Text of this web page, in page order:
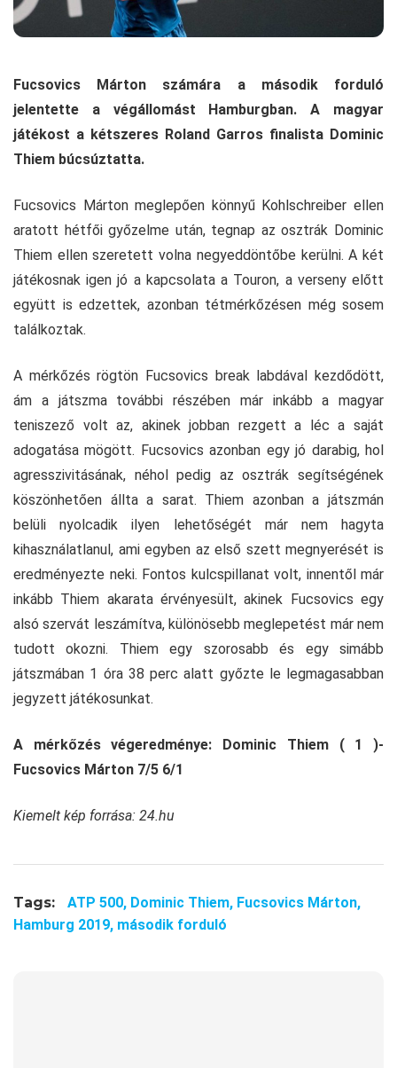
Fucsovics Márton számára a második forduló
jelentette a végállomást Hamburgban. A magyar
játékost a kétszeres Roland Garros finalista Dominic
Thiem búcsúztatta.
Fucsovics Márton meglepően könnyű Kohlschreiber ellen
aratott hétfői győzelme után, tegnap az osztrák Dominic
Thiem ellen szeretett volna negyeddöntőbe kerülni. A két
játékosnak igen jó a kapcsolata a Touron, a verseny előtt
együtt is edzettek, azonban tétmérkőzésen még sosem
találkoztak.
A mérkőzés rögtön Fucsovics break labdával kezdődött,
ám a játszma további részében már inkább a magyar
teniszező volt az, akinek jobban rezgett a léc a saját
adogatása mögött. Fucsovics azonban egy jó darabig, hol
agresszivitásának, néhol pedig az osztrák segítségének
köszönhetően állta a sarat. Thiem azonban a játszmán
belüli nyolcadik ilyen lehetőségét már nem hagyta
kihasználatlanul, ami egyben az első szett megnyerését is
eredményezte neki. Fontos kulcspillanat volt, innentől már
inkább Thiem akarata érvényesült, akinek Fucsovics egy
alsó szervát leszámítva, különösebb meglepetést már nem
tudott okozni. Thiem egy szorosabb és egy simább
játszmában 1 óra 38 perc alatt győzte le legmagasabban
jegyzett játékosunkat.
A mérkőzés végeredménye: Dominic Thiem ( 1 )-
Fucsovics Márton 7/5 6/1
Kiemelt kép forrása: 24.hu
Tags: ATP 500, Dominic Thiem, Fucsovics Márton,
Hamburg 2019, második forduló